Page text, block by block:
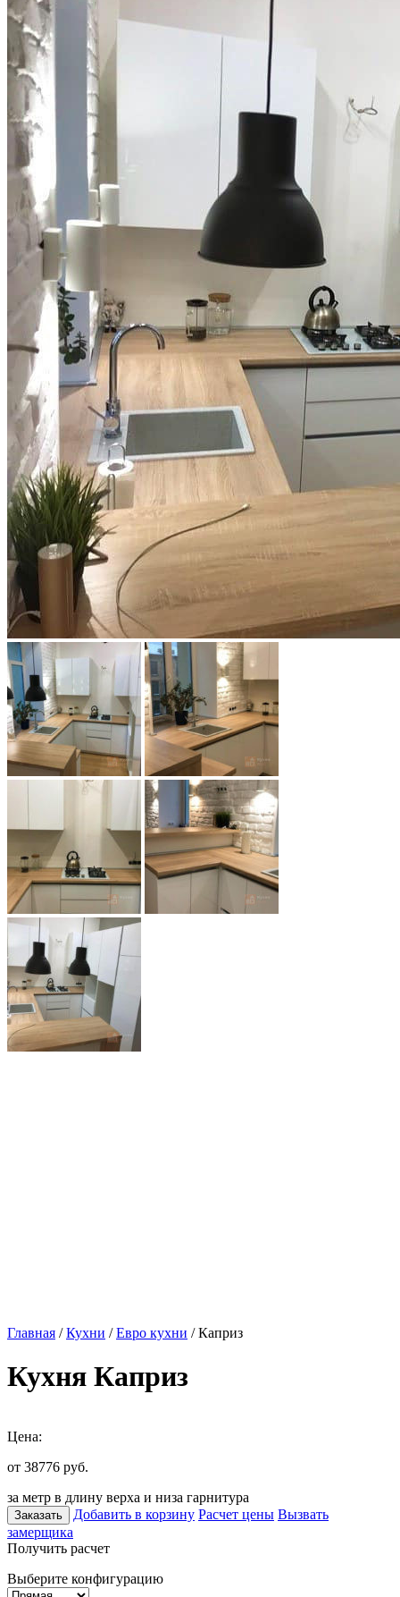
Главная /Кухни /Евро кухни / Каприз
Кухня Каприз
Цена:
от 38776 руб.
за метр в длину верха и низа гарнитура
Заказать Добавить в корзину Расчет цены Вызвать
замерщика
Получить расчет
Выберите конфигурацию